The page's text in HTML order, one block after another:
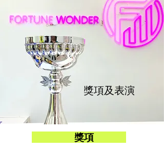
獎項及表演
獎項